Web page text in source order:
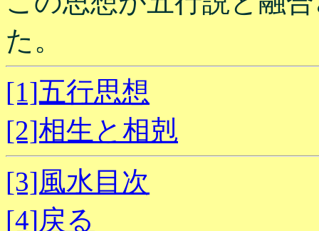
た。
[1]五行思想
[2]相生と相剋
[3]風水目次
[4]戻る